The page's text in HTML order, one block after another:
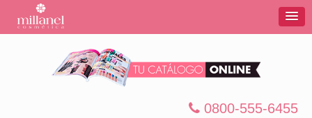
0800-555-6455